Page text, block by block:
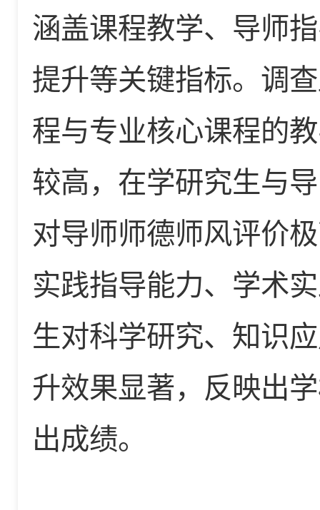
涵盖课程教学、导师
提升等关键指标。调
程与专业核心课程的
较高，在学研究生与
对导师师德师风评价
实践指导能力、学术
生对科学研究、知识
升效果显著，反映出
出成绩。